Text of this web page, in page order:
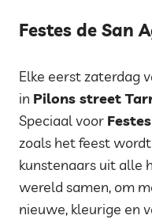
Festes de San
Elke eerst zaterdag
in Pilons street
Speciaal voor
zoals het feest
kunstenaars uit alle
wereld samen, om
nieuwe, kleurige en